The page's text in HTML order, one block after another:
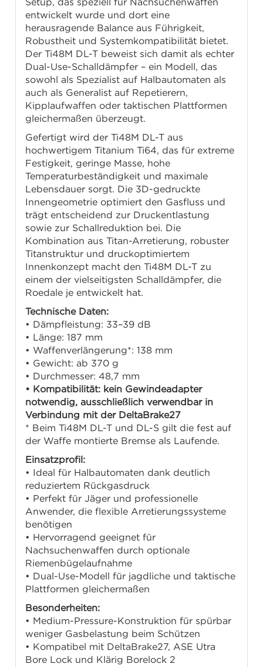
entwickelt wurde und dort eine
herausragende Balance aus Führigkeit,
Robustheit und Systemkompatibilität bietet.
Der Ti48M DL-T beweist sich damit als echter
Dual-Use-Schalldämpfer – ein Modell, das
sowohl als Spezialist auf Halbautomaten als
auch als Generalist auf Repetierern,
Kipplaufwaffen oder taktischen Plattformen
gleichermaßen überzeugt.
Gefertigt wird der Ti48M DL-T aus
hochwertigem Titanium Ti64, das für extreme
Festigkeit, geringe Masse, hohe
Temperaturbeständigkeit und maximale
Lebensdauer sorgt. Die 3D-gedruckte
Innengeometrie optimiert den Gasfluss und
trägt entscheidend zur Druckentlastung
sowie zur Schallreduktion bei. Die
Kombination aus Titan-Arretierung, robuster
Titanstruktur und druckoptimiertem
Innenkonzept macht den Ti48M DL-T zu
einem der vielseitigsten Schalldämpfer, die
Roedale je entwickelt hat.
Technische Daten:
• Dämpfleistung: 33–39 dB
• Länge: 187 mm
• Waffenverlängerung*: 138 mm
• Gewicht: ab 370 g
• Durchmesser: 48,7 mm
• Kompatibilität: kein Gewindeadapter
notwendig, ausschließlich verwendbar in
Verbindung mit der DeltaBrake27
* Beim Ti48M DL-T und DL-S gilt die fest auf
der Waffe montierte Bremse als Laufende.
Einsatzprofil:
• Ideal für Halbautomaten dank deutlich
reduziertem Rückgasdruck
• Perfekt für Jäger und professionelle
Anwender, die flexible Arretierungssysteme
benötigen
• Hervorragend geeignet für
Nachsuchenwaffen durch optionale
Riemenbügelaufnahme
• Dual-Use-Modell für jagdliche und taktische
Plattformen gleichermaßen
Besonderheiten:
• Medium-Pressure-Konstruktion für spürbar
weniger Gasbelastung beim Schützen
• Kompatibel mit DeltaBrake27, ASE Utra
Bore Lock und Klärig Borelock 2